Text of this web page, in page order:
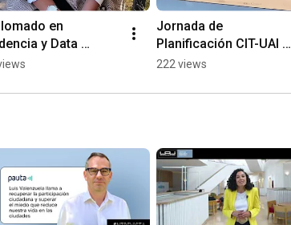
en
y Data
de CIT-UAI
Jornada de
Planificación CIT-UAI
2026
222 views